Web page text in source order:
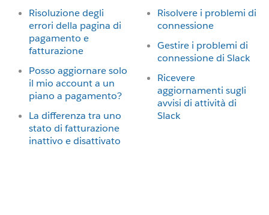
Risoluzione degli
errori della pagina di
pagamento e
fatturazione
Posso aggiornare solo
il mio account a un
piano a pagamento?
La differenza tra uno
stato di fatturazione
inattivo e disattivato
Risolvere i problemi di
connessione
Gestire i problemi di
connessione di Slack
Ricevere
aggiornamenti sugli
avvisi di attività di
Slack